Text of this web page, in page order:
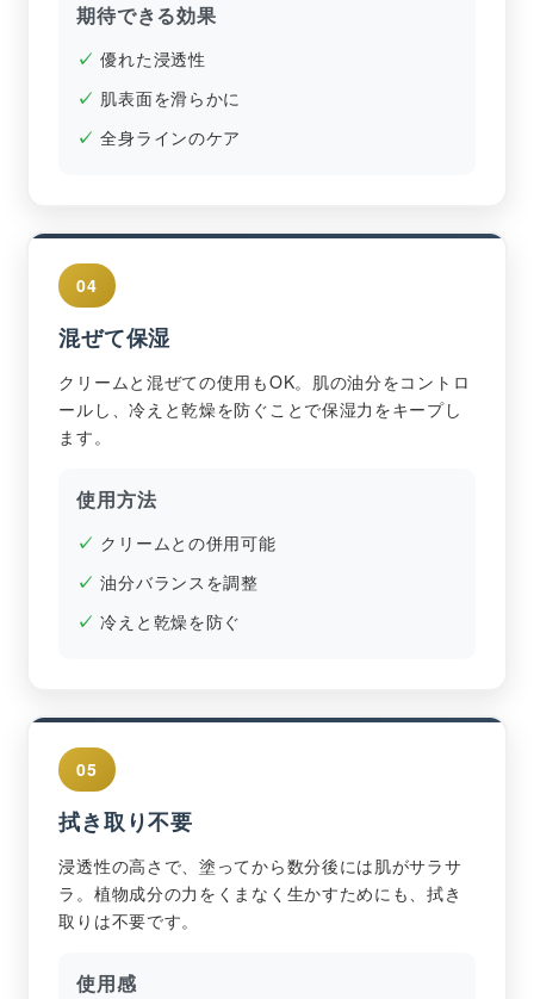
期待できる効果
優れた浸透性
肌表面を滑らかに
全身ラインのケア
04
混ぜて保湿
クリームと混ぜての使用もOK。肌の油分をコントロ
ールし、冷えと乾燥を防ぐことで保湿力をキープし
ます。
使用方法
クリームとの併用可能
油分バランスを調整
冷えと乾燥を防ぐ
05
拭き取り不要
浸透性の高さで、塗ってから数分後には肌がサラサ
ラ。植物成分の力をくまなく生かすためにも、拭き
取りは不要です。
使用感